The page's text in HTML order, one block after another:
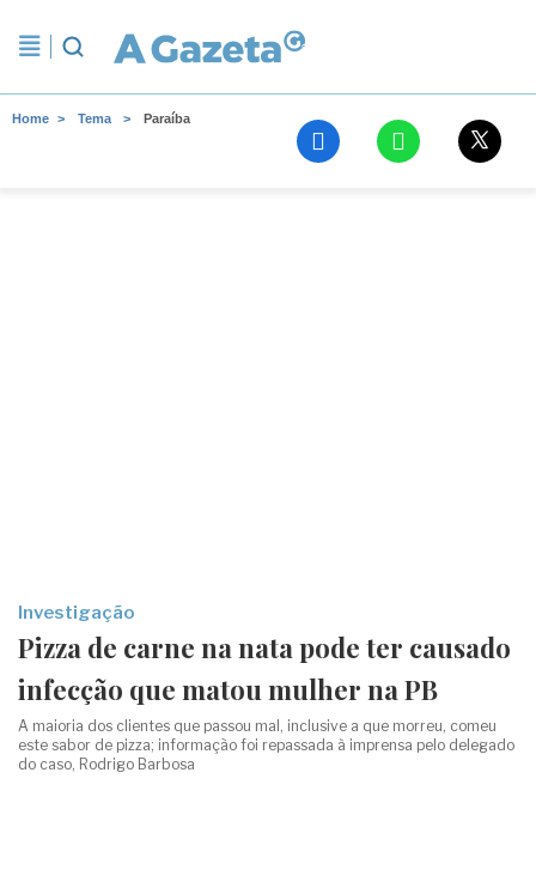
Home Tema Paraíba
Investigação
Pizza de carne na nata pode ter causado
infecção que matou mulher na PB
A maioria dos clientes que passou mal, inclusive a que morreu, comeu
este sabor de pizza; informação foi repassada à imprensa pelo delegado
do caso, Rodrigo Barbosa